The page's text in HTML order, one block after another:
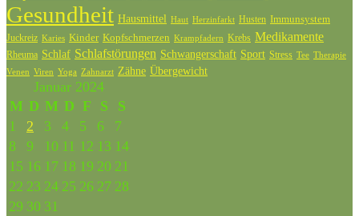
Gesundheit Hausmittel Haut Herzinfarkt Husten Immunsystem
Juckreiz Karies Kinder Kopfschmerzen Krampfadern Krebs Medikamente
Rheuma Schlaf Schlafstörungen Schwangerschaft Sport Stress Tee Therapie
Venen
Viren Yoga Zahnarzt Zähne Übergewicht
Januar 2024
M D M D F S
S
1
2 3 4 5 6
7
8
9 10 11 12 13 14
15 16 17 18 19 20 21
22 23 24 25 26 27 28
29 30 31